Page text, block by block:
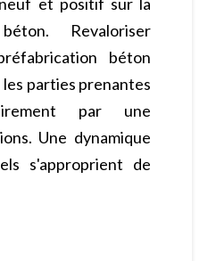
et positif sur la
Revaloriser
béton
parties prenantes
par une
Une dynamique
s'approprient de